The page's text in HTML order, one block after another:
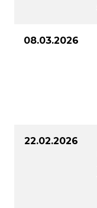
08.03.2026
22.02.2026